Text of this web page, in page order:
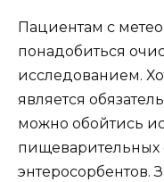
Пациентам с
понадобиться
исследованием.
является
можно обойтись
пищеварительных
энтеросорбентов.